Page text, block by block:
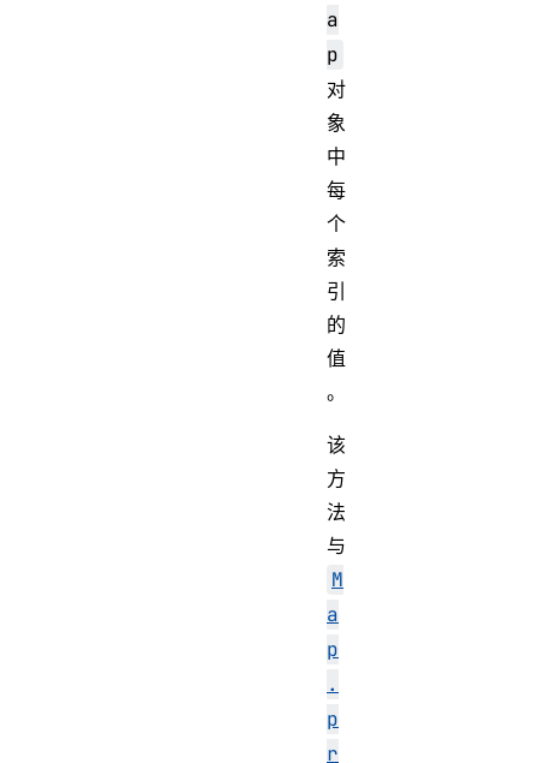
a
p
对
象
中
每
个
索
引
的
值
。
该
方
法
与
M
a
p
.
p
r